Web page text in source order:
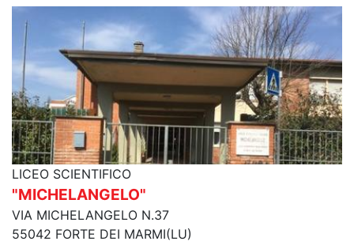
LICEO SCIENTIFICO
"MICHELANGELO"
VIA MICHELANGELO N.37
55042 FORTE DEI MARMI(LU)